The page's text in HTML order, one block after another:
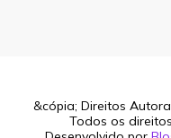
&cópia; Direitos
Todos os